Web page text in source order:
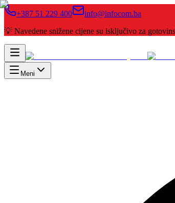
+387 51 229 400
info@infocom.ba
💡 Navedene snižene cijene su isključivo za
Meni